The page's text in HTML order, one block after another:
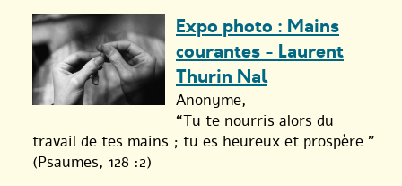
Expo photo : Mains
courantes - Laurent
Thurin Nal
Anonyme,
“Tu te nourris alors du
travail de tes mains ; tu es heureux et prospère.”
(Psaumes, 128 :2)